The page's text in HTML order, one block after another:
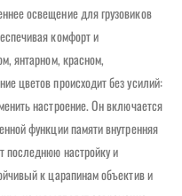
освещение для грузовиков
комфорт и
янтарном, красном,
цветов происходит без усилий:
настроение. Он включается
функции памяти внутренняя
последнюю настройку и
к царапинам объектив и